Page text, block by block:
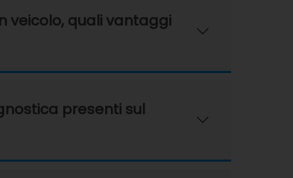
veicolo, quali vantaggi
presenti sul